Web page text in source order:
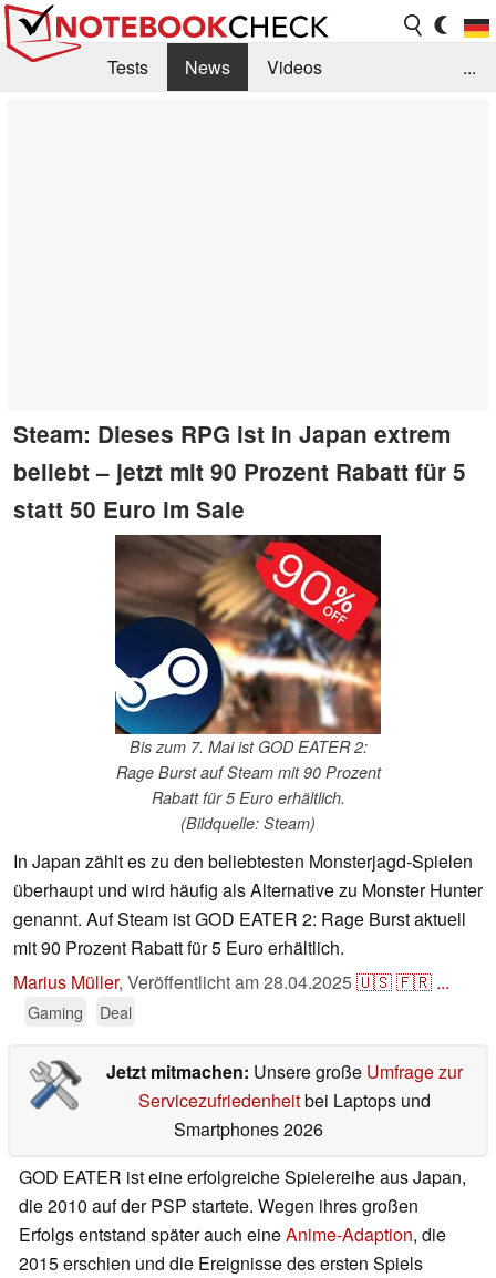
Tests News
Videos
...
Steam: Dieses RPG ist in Japan extrem
beliebt – jetzt mit 90 Prozent Rabatt für 5
statt 50 Euro im Sale
Bis zum 7. Mai ist GOD EATER 2:
Rage Burst auf Steam mit 90 Prozent
Rabatt für 5 Euro erhältlich.
(Bildquelle: Steam)
In Japan zählt es zu den beliebtesten Monsterjagd-Spielen
überhaupt und wird häufig als Alternative zu Monster Hunter
genannt. Auf Steam ist GOD EATER 2: Rage Burst aktuell
mit 90 Prozent Rabatt für 5 Euro erhältlich.
Marius Müller, Veröffentlicht am28.04.2025🇺🇸🇫🇷 ...
Gaming Deal
Jetzt mitmachen: Unsere große Umfrage zur
Servicezufriedenheitbei Laptops und
Smartphones 2026
GOD EATER ist eine erfolgreiche Spielereihe aus Japan,
die 2010 auf der PSP startete. Wegen ihres großen
Erfolgs entstand später auch eineAnime-Adaption, die
2015 erschien und die Ereignisse des ersten Spiels